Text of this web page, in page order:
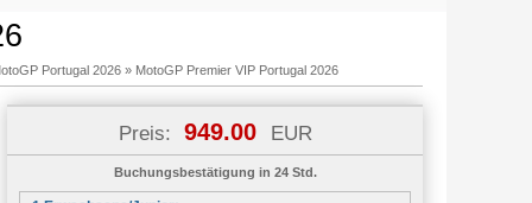
Portugal 2026 » MotoGP Premier VIP Portugal 2026
Preis: 949.00 EUR
Buchungsbestätigung in 24 Std.